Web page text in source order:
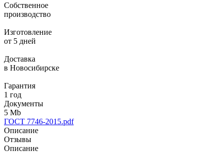
Собственное
производство
Изготовление
от 5 дней
Доставка
в Новосибирске
Гарантия
1 год
Документы
5 Mb
ГОСТ 7746-2015.pdf
Описание
Отзывы
Описание